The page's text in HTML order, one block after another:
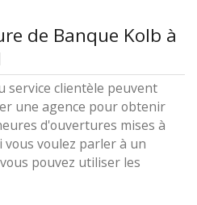
de Banque Kolb à
service clientèle peuvent
une agence pour obtenir
d'ouvertures mises à
vous voulez parler à un
pouvez utiliser les